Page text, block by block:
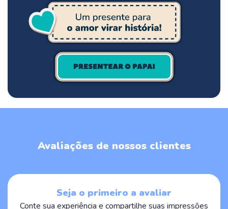
Avaliações de nossos clientes
Seja o primeiro a avaliar
Conte sua experiência e compartilhe suas impressões